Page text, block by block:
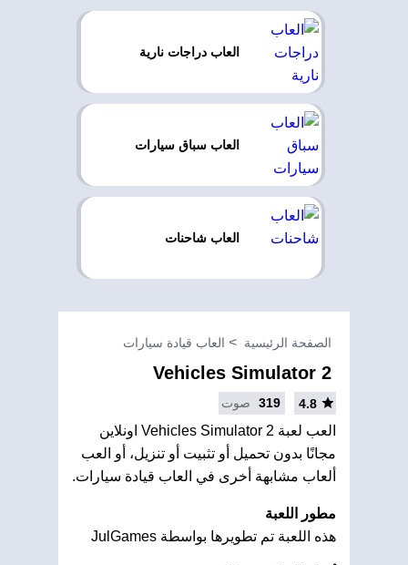
العاب دراجات نارية
العاب سباق سيارات
العاب شاحنات
الصفحة الرئيسية العاب قيادة سيارات
Vehicles Simulator 2
4.8
319 صوت
العب لعبة Vehicles Simulator 2 اونلاين
مجانًا بدون تحميل أو تثبيت أو تنزيل، أو العب
ألعاب مشابهة أخرى في العاب قيادة سيارات.
مطور اللعبة
هذه اللعبة تم تطويرها بواسطة JulGames